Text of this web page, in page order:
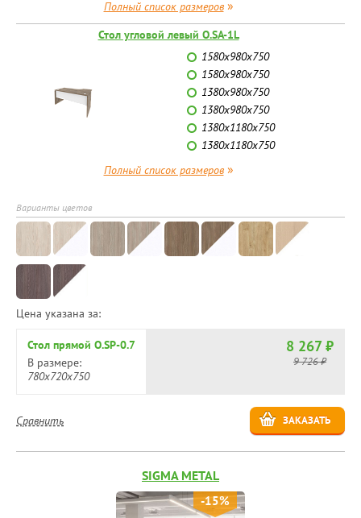
Полный список размеров»
Стол угловой левый O.SA-1L
1580х980х750
1580х980х750
1380х980х750
1380х980х750
1380х1180х750
1380х1180х750
Полный список размеров»
Варианты цветов
Цена указана за:
Стол прямой O.SP-0.7
В размере:
780х720х750
8 267 ₽
9 726 ₽
ЗАКАЗАТЬ
Сравнить
SIGMA METAL
-15%